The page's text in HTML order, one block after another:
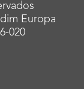
Europa
020